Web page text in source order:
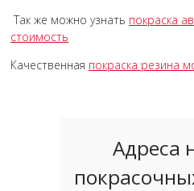
Так же можно узнать покраска
стоимость
Качественная покраска резина
Адреса